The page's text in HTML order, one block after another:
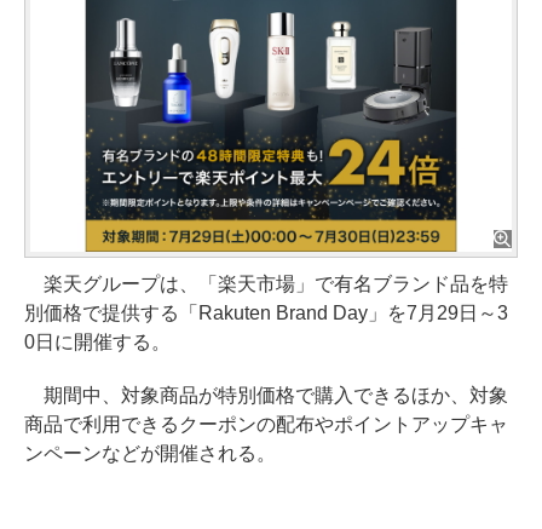
楽天グループは、「楽天市場」で有名ブランド品を特
別価格で提供する「Rakuten Brand Day」を7月29日～3
0日に開催する。
期間中、対象商品が特別価格で購入できるほか、対象
商品で利用できるクーポンの配布やポイントアップキャ
ンペーンなどが開催される。